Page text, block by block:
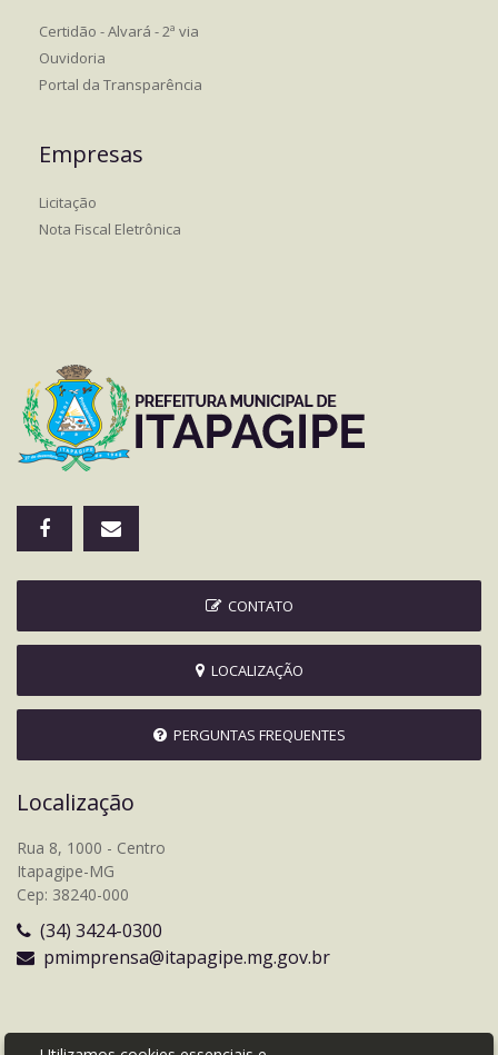
Certidão - Alvará - 2ª via
Ouvidoria
Portal da Transparência
Empresas
Licitação
Nota Fiscal Eletrônica
CONTATO
LOCALIZAÇÃO
PERGUNTAS FREQUENTES
Localização
Rua 8, 1000 - Centro
Itapagipe-MG
Cep: 38240-000
(34) 3424-0300
pmimprensa@itapagipe.mg.gov.br